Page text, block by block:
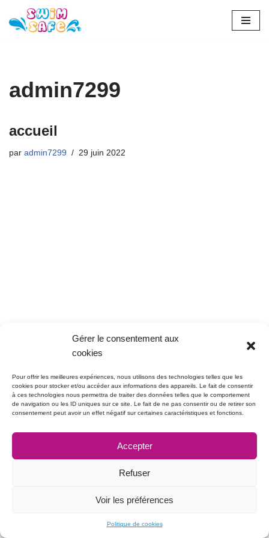
Gérer le consentement aux
cookies
Pour offrir les meilleures expériences, nous utilisons des technologies telles que les
cookies pour stocker et/ou accéder aux informations des appareils. Le fait de consentir
à ces technologies nous permettra de traiter des données telles que le comportement
de navigation ou les ID uniques sur ce site. Le fait de ne pas consentir ou de retirer son
consentement peut avoir un effet négatif sur certaines caractéristiques et fonctions.
Accepter
Refuser
Voir les préférences
Politique de cookies
Aller
admin7299
accueil
par admin7299 29 juin 2022
WordPress